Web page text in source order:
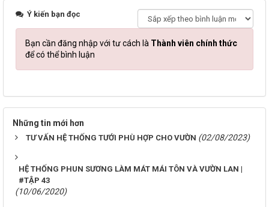
Ý kiến bạn đọc
Bạn cần đăng nhập với tư cách là Thành viên chính thức
để có thể bình luận
Những tin mới hơn
TƯ VẤN HỆ THỐNG TƯỚI PHÙ HỢP CHO VƯỜN (02/08/2023)
HỆ THỐNG PHUN SƯƠNG LÀM MÁT MÁI TÔN VÀ VƯỜN LAN |
#TẬP 43
(10/06/2020)